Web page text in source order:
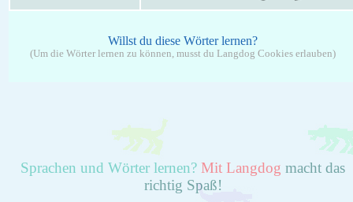
Willst du diese Wörter lernen?
(Um die Wörter lernen zu können, musst du Langdog Cookies erlauben)
Sprachen und Wörter lernen? Mit Langdog macht das
richtig Spaß!